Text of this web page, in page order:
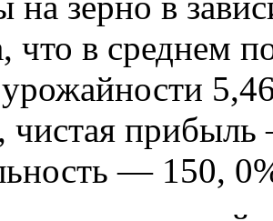
что в среднем
чистая
— 150,